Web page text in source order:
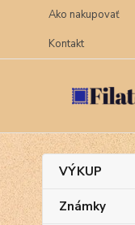
Ako nakupovať
Kontakt
VÝKUP
Známky